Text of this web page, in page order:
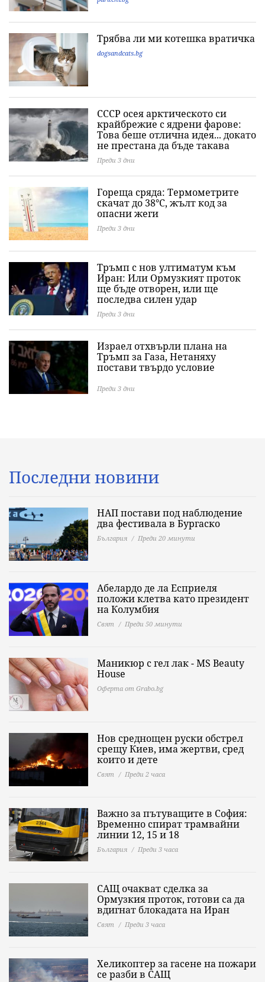
Трябва ли ми котешка вратичка
dogsandcats.bg
СССР осея арктическото си
крайбрежие с ядрени фарове:
Това беше отлична идея... докато
не престана да бъде такава
Преди 3 дни
Гореща сряда: Термометрите
скачат до 38°C, жълт код за
опасни жеги
Преди 3 дни
Тръмп с нов ултиматум към
Иран: Или Ормузкият проток
ще бъде отворен, или ще
последва силен удар
Преди 3 дни
Израел отхвърли плана на
Тръмп за Газа, Нетаняху
постави твърдо условие
Преди 3 дни
Последни новини
НАП постави под наблюдение
два фестивала в Бургаско
България Преди 20 минути
Абелардо де ла Есприеля
положи клетва като президент
на Колумбия
Свят Преди 50 минути
Маникюр с гел лак - МS Beauty
House
Оферта от Grabo.bg
Нов среднощен руски обстрел
срещу Киев, има жертви, сред
които и дете
Свят Преди 2 часа
Важно за пътуващите в София:
Временно спират трамвайни
линии 12, 15 и 18
България Преди 3 часа
САЩ очакват сделка за
Ормузкия проток, готови са да
вдигнат блокадата на Иран
Свят Преди 3 часа
Хеликоптер за гасене на пожари
се разби в САЩ